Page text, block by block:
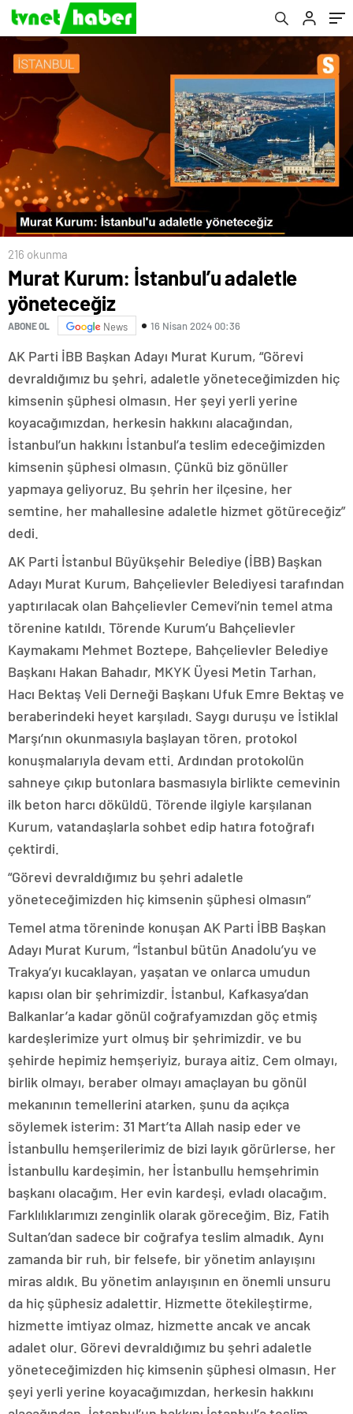
216 okunma
Murat Kurum: İstanbul’u adaletle
yöneteceğiz
ABONE OL News 16 Nisan 2024 00:36
AK Parti İBB Başkan Adayı Murat Kurum, “Görevi
devraldığımız bu şehri, adaletle yöneteceğimizden hiç
kimsenin şüphesi olmasın. Her şeyi yerli yerine
koyacağımızdan, herkesin hakkını alacağından,
İstanbul’un hakkını İstanbul’a teslim edeceğimizden
kimsenin şüphesi olmasın. Çünkü biz gönüller
yapmaya geliyoruz. Bu şehrin her ilçesine, her
semtine, her mahallesine adaletle hizmet götüreceğiz”
dedi.
AK Parti İstanbul Büyükşehir Belediye (İBB) Başkan
Adayı Murat Kurum, Bahçelievler Belediyesi tarafından
yaptırılacak olan Bahçelievler Cemevi’nin temel atma
törenine katıldı. Törende Kurum’u Bahçelievler
Kaymakamı Mehmet Boztepe, Bahçelievler Belediye
Başkanı Hakan Bahadır, MKYK Üyesi Metin Tarhan,
Hacı Bektaş Veli Derneği Başkanı Ufuk Emre Bektaş ve
beraberindeki heyet karşıladı. Saygı duruşu ve İstiklal
Marşı’nın okunmasıyla başlayan tören, protokol
konuşmalarıyla devam etti. Ardından protokolün
sahneye çıkıp butonlara basmasıyla birlikte cemevinin
ilk beton harcı döküldü. Törende ilgiyle karşılanan
Kurum, vatandaşlarla sohbet edip hatıra fotoğrafı
çektirdi.
“Görevi devraldığımız bu şehri adaletle
yöneteceğimizden hiç kimsenin şüphesi olmasın”
Temel atma töreninde konuşan AK Parti İBB Başkan
Adayı Murat Kurum, “İstanbul bütün Anadolu’yu ve
Trakya’yı kucaklayan, yaşatan ve onlarca umudun
kapısı olan bir şehrimizdir. İstanbul, Kafkasya’dan
Balkanlar’a kadar gönül coğrafyamızdan göç etmiş
kardeşlerimize yurt olmuş bir şehrimizdir. ve bu
şehirde hepimiz hemşeriyiz, buraya aitiz. Cem olmayı,
birlik olmayı, beraber olmayı amaçlayan bu gönül
mekanının temellerini atarken, şunu da açıkça
söylemek isterim: 31 Mart’ta Allah nasip eder ve
İstanbullu hemşerilerimiz de bizi layık görürlerse, her
İstanbullu kardeşimin, her İstanbullu hemşehrimin
başkanı olacağım. Her evin kardeşi, evladı olacağım.
Farklılıklarımızı zenginlik olarak göreceğim. Biz, Fatih
Sultan’dan sadece bir coğrafya teslim almadık. Aynı
zamanda bir ruh, bir felsefe, bir yönetim anlayışını
miras aldık. Bu yönetim anlayışının en önemli unsuru
da hiç şüphesiz adalettir. Hizmette ötekileştirme,
hizmette imtiyaz olmaz, hizmette ancak ve ancak
adalet olur. Görevi devraldığımız bu şehri adaletle
yöneteceğimizden hiç kimsenin şüphesi olmasın. Her
şeyi yerli yerine koyacağımızdan, herkesin hakkını